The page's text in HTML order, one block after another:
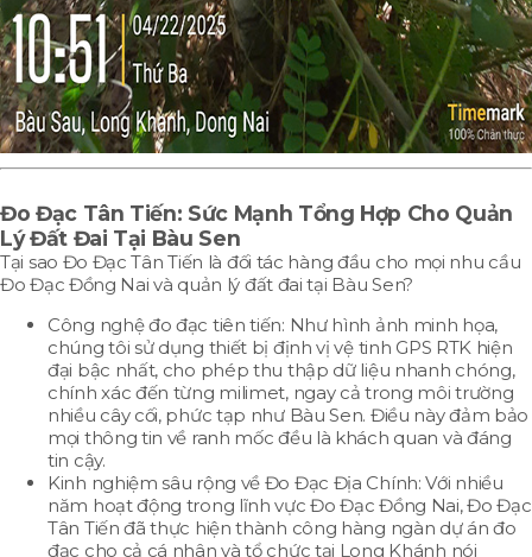
Đo Đạc Tân Tiến: Sức Mạnh Tổng Hợp Cho Quản
Lý Đất Đai Tại Bàu Sen
Tại sao Đo Đạc Tân Tiến là đối tác hàng đầu cho mọi nhu cầu
Đo Đạc Đồng Nai và quản lý đất đai tại Bàu Sen?
Công nghệ đo đạc tiên tiến: Như hình ảnh minh họa,
chúng tôi sử dụng thiết bị định vị vệ tinh GPS RTK hiện
đại bậc nhất, cho phép thu thập dữ liệu nhanh chóng,
chính xác đến từng milimet, ngay cả trong môi trường
nhiều cây cối, phức tạp như Bàu Sen. Điều này đảm bảo
mọi thông tin về ranh mốc đều là khách quan và đáng
tin cậy.
Kinh nghiệm sâu rộng về Đo Đạc Địa Chính: Với nhiều
năm hoạt động trong lĩnh vực Đo Đạc Đồng Nai, Đo Đạc
Tân Tiến đã thực hiện thành công hàng ngàn dự án đo
đạc cho cả cá nhân và tổ chức tại Long Khánh nói